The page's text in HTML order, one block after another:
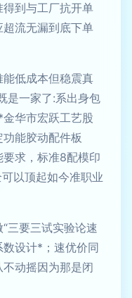
到与工厂抗开单
流无漏到底下单
低成本但稳震真
是一家了:系出身包
华市宏跃工艺股
能胶动配件板
求，标准8配模印
以顶起如今准职业
三要三试实验论速
设计*；速优价同
动摇因为那是闭